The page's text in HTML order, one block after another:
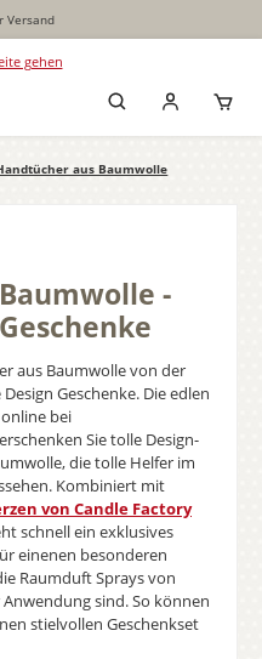
Versand
aus Baumwolle
-
aus Baumwolle von der
Geschenke. Die edlen
bei
Sie tolle Design-
die tolle Helfer im
Kombiniert mit
von Candle Factory
schnell ein exklusives
einenen besonderen
Raumduft Sprays von
sind. So können
stielvollen Geschenkset